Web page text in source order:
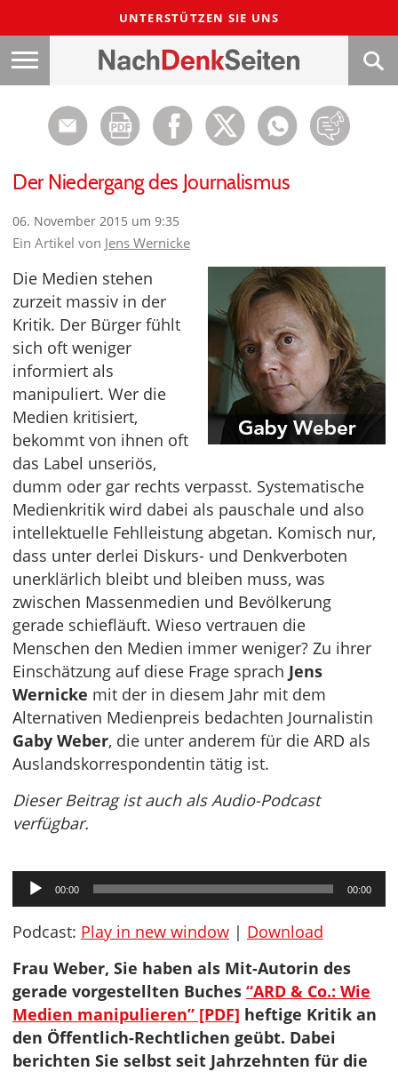
UNTERSTÜTZEN SIE UNS
Der Niedergang des Journalismus
06. November 2015 um 9:35
Ein Artikel von Jens Wernicke
Die Medien stehen
zurzeit massiv in der
Kritik. Der Bürger fühlt
sich oft weniger
informiert als
manipuliert. Wer die
Medien kritisiert,
bekommt von ihnen oft
das Label unseriös,
dumm oder gar rechts verpasst. Systematische
Medienkritik wird dabei als pauschale und also
intellektuelle Fehlleistung abgetan. Komisch nur,
dass unter derlei Diskurs- und Denkverboten
unerklärlich bleibt und bleiben muss, was
zwischen Massenmedien und Bevölkerung
gerade schiefläuft. Wieso vertrauen die
Menschen den Medien immer weniger? Zu ihrer
Einschätzung auf diese Frage sprach Jens
Wernicke mit der in diesem Jahr mit dem
Alternativen Medienpreis bedachten Journalistin
Gaby Weber, die unter anderem für die ARD als
Auslandskorrespondentin tätig ist.
Dieser Beitrag ist auch als Audio-Podcast
verfügbar.
Audio-
Player
00:00 00:00
Podcast: Play in new window | Download
Frau Weber, Sie haben als Mit-Autorin des
gerade vorgestellten Buches “ARD & Co.: Wie
Medien manipulieren” [PDF] heftige Kritik an
den Öffentlich-Rechtlichen geübt. Dabei
berichten Sie selbst seit Jahrzehnten für die